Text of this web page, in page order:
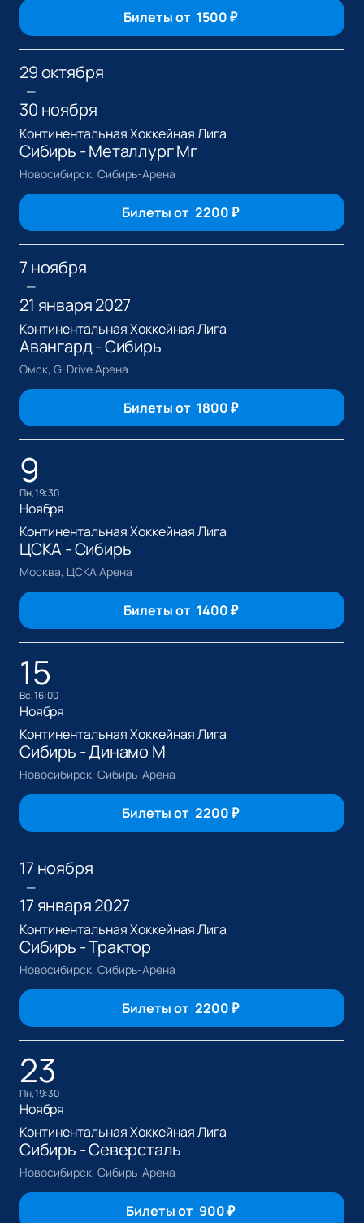
Билеты от 1500₽
29 октября
—
30 ноября
Континентальная Хоккейная Лига
Сибирь - Металлург Мг
Новосибирск, Сибирь-Арена
Билеты от 2200₽
7 ноября
—
21 января 2027
Континентальная Хоккейная Лига
Авангард - Сибирь
Омск, G-Drive Арена
Билеты от 1800₽
9
пн, 19:30
Ноября
Континентальная Хоккейная Лига
ЦСКА - Сибирь
Москва, ЦСКА Арена
Билеты от 1400₽
15
вс, 16:00
Ноября
Континентальная Хоккейная Лига
Сибирь - Динамо М
Новосибирск, Сибирь-Арена
Билеты от 2200₽
17 ноября
—
17 января 2027
Континентальная Хоккейная Лига
Сибирь - Трактор
Новосибирск, Сибирь-Арена
Билеты от 2200₽
23
пн, 19:30
Ноября
Континентальная Хоккейная Лига
Сибирь - Северсталь
Новосибирск, Сибирь-Арена
Билеты от 900₽